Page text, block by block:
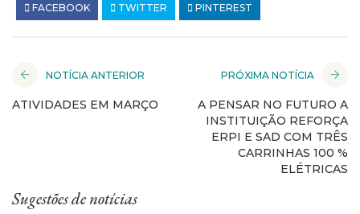
FACEBOOK TWITTER PINTEREST
NOTÍCIA ANTERIOR
ATIVIDADES EM MARÇO
PRÓXIMA NOTÍCIA
A PENSAR NO FUTURO A
INSTITUIÇÃO REFORÇA
ERPI E SAD COM TRÊS
CARRINHAS 100 %
ELÉTRICAS
Sugestões de notícias